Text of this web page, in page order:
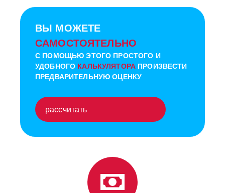
ВЫ МОЖЕТЕ
САМОСТОЯТЕЛЬНО
С ПОМОЩЬЮ ЭТОГО ПРОСТОГО И
УДОБНОГО КАЛЬКУЛЯТОРАПРОИЗВЕСТИ
ПРЕДВАРИТЕЛЬНУЮ ОЦЕНКУ
рассчитать